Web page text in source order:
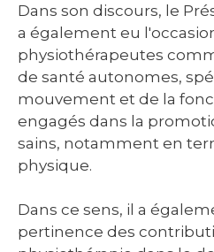
Dans son discours, le
a également eu
physiothérapeutes
de santé autonomes,
mouvement et de la
engagés dans la
sains, notamment en
physique.
Dans ce sens, il a
pertinence des